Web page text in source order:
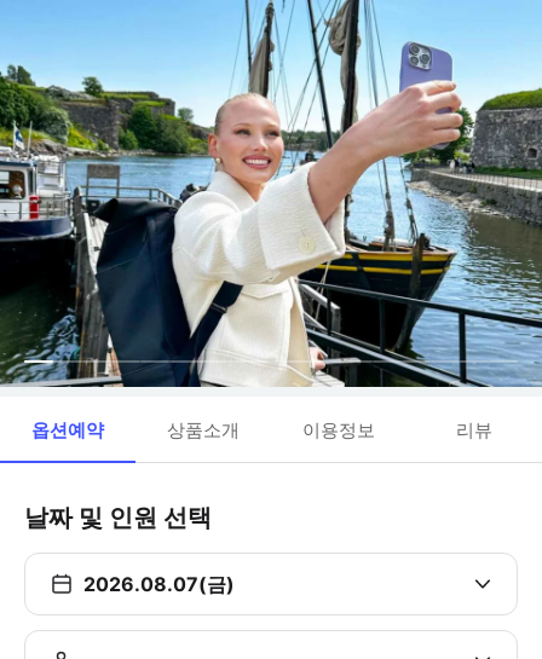
옵션예약 상품소개 이용정보 리뷰
날짜 및 인원 선택
2026.08.07(금)